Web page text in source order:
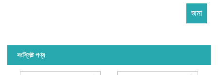
সংশ্লিষ্ট পণ্য